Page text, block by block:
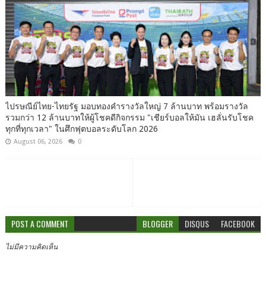
ไปรษณีย์ไทย-ไทยรัฐ มอบทองคำรางวัลใหญ่ 7 ล้านบาท พร้อมรางวัล
รวมกว่า 12 ล้านบาทให้ผู้โชคดีกิจกรรม "เชียร์บอลให้มัน เฮลั่นรับโชค
ทุกที่ทุกเวลา" ในศึกฟุตบอลระดับโลก 2026
August 06, 2026 0
POST A COMMENT BLOGGER DISQUS FACEBOOK
ไม่มีความคิดเห็น